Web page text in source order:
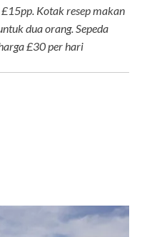
Kotak resep makan
dua orang. Sepeda
£30 per hari